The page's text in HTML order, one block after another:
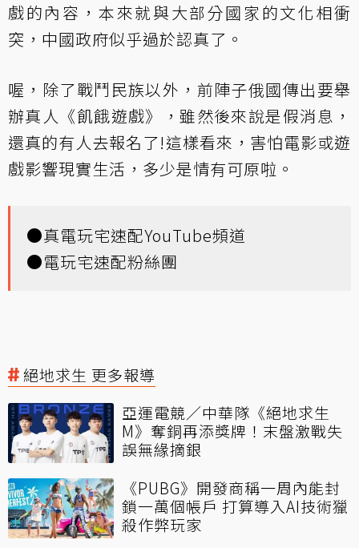
戲的內容，本來就與大部分國家的文化相衝
突，中國政府似乎過於認真了。
喔，除了戰鬥民族以外，前陣子俄國傳出要舉
辦真人《飢餓遊戲》，雖然後來說是假消息，
還真的有人去報名了!這樣看來，害怕電影或遊
戲影響現實生活，多少是情有可原啦。
●真電玩宅速配YouTube頻道
●電玩宅速配粉絲團
絕地求生 更多報導
亞運電競／中華隊《絕地求生
M》奪銅再添獎牌！末盤激戰失
誤無緣摘銀
《PUBG》開發商稱一周內能封
鎖一萬個帳戶 打算導入AI技術獵
殺作弊玩家